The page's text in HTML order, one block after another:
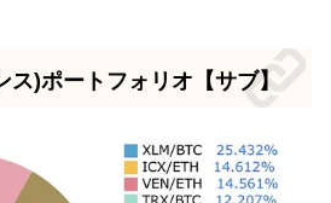
ス)ポートフォリオ【サブ】